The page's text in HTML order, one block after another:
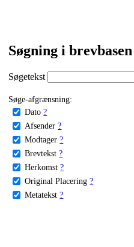
Søgning i brevbasen
Søgetekst
Søge-afgrænsning:
Dato ?
Afsender ?
Modtager ?
Brevtekst ?
Herkomst ?
Original Placering ?
Metatekst ?